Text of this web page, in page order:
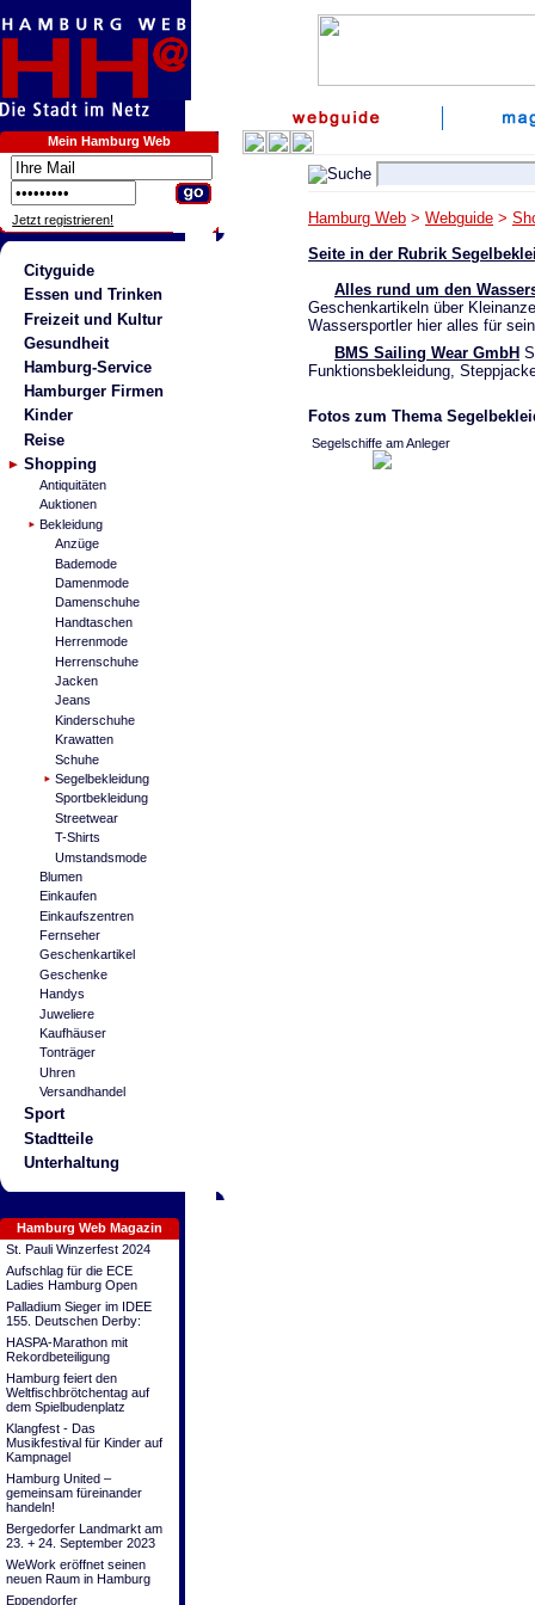
Mein Hamburg Web
Jetzt registrieren!
Cityguide
Essen und Trinken
Freizeit und Kultur
Gesundheit
Hamburg-Service
Hamburger Firmen
Kinder
Reise
Shopping
Antiquitäten
Auktionen
Bekleidung
Anzüge
Bademode
Damenmode
Damenschuhe
Handtaschen
Herrenmode
Herrenschuhe
Jacken
Jeans
Kinderschuhe
Krawatten
Schuhe
Segelbekleidung
Sportbekleidung
Streetwear
T-Shirts
Umstandsmode
Blumen
Einkaufen
Einkaufszentren
Fernseher
Geschenkartikel
Geschenke
Handys
Juweliere
Kaufhäuser
Tonträger
Uhren
Versandhandel
Sport
Stadtteile
Unterhaltung
Hamburg Web Magazin
St. Pauli Winzerfest 2024
Aufschlag für die ECE
Ladies Hamburg Open
Palladium Sieger im IDEE
155. Deutschen Derby:
HASPA-Marathon mit
Rekordbeteiligung
Hamburg feiert den
Weltfischbrötchentag auf
dem Spielbudenplatz
Klangfest - Das
Musikfestival für Kinder auf
Kampnagel
Hamburg United –
gemeinsam füreinander
handeln!
Bergedorfer Landmarkt am
23. + 24. September 2023
WeWork eröffnet seinen
neuen Raum in Hamburg
Eppendorfer
Hamburg Web > Webguide >
Seite in der Rubrik
Alles rund um den
Geschenkartikeln über
Wassersportler hier alles für
BMS Sailing Wear GmbH
Funktionsbekleidung,
Fotos zum Thema
Segelschiffe am Anleger